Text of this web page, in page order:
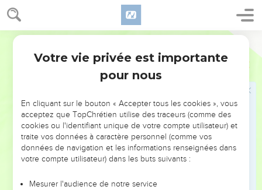
Ezéchiel Introduction
le fera naître à de nouvelles motivations (36.25-27 ; Jn 3.5).
La prophétie d’Ezéchiel est comme ponctuée par les
déplacements de la gloire de l’Eternel, symbole de la
grandeur et de la présence de Dieu. Elle apparaît au
prophète lors de son appel. Quand la sentence tombe
l’Eternel, qui avait envahi le Temple au moment de sa
dédicace sous Salomon (1 R 8.10-11), se retire du dessus du
coffre de l’alliance (9.3). Elle se dirige alors vers l’entrée du
Temple (10.18-19) puis quitte l’édifice et Jérusalem pour se
Dans sa vision de la nouvelle Jérusalem et du nouveau
Votre vie privée est importante
pour nous
En cliquant sur le bouton « Accepter tous les cookies », vous
acceptez que TopChrétien utilise des traceurs (comme des
cookies ou l'identifiant unique de votre compte utilisateur) et
traite vos données à caractère personnel (comme vos
données de navigation et les informations renseignées dans
votre compte utilisateur) dans les buts suivants :
Mesurer l'audience de notre service